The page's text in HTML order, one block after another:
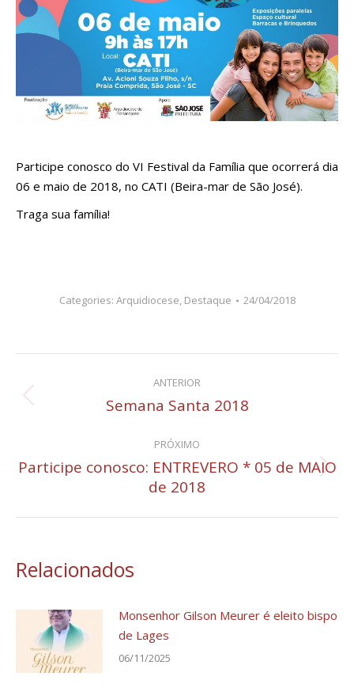
Participe conosco do VI Festival da Família que ocorrerá dia
06 e maio de 2018, no CATI (Beira-mar de São José).
Traga sua família!
Categories: Arquidiocese, Destaque 24/04/2018
Navegação
de
ANTERIOR
Post
Semana Santa 2018
PRÓXIMO
Próximo
post:
Participe conosco: ENTREVERO * 05 de MAIO
de 2018
Relacionados
Monsenhor Gilson Meurer é eleito bispo
de Lages
06/11/2025